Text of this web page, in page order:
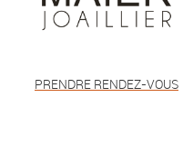
PRENDRE RENDEZ-VOUS